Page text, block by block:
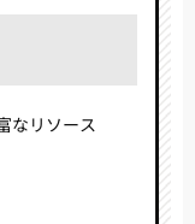
なリソース